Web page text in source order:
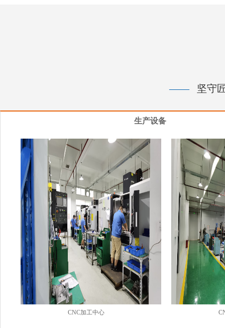
—— 坚守
生产设备
CNC加工中心